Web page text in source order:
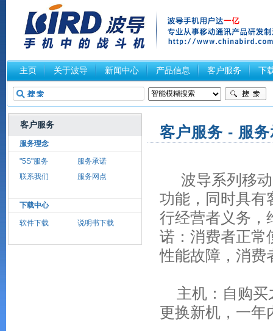
主页 关于波导 新闻中心 产品信息 客户服务 下
客户服务
服务理念
"5S"服务
服务承诺
联系我们
服务网点
下载中心
软件下载 说明书下载
客户服务 - 服
波导系列移动
功能，同时具有
行经营者义务，
诺：消费者正常
性能故障，消费
主机：自购买
更换新机，一年